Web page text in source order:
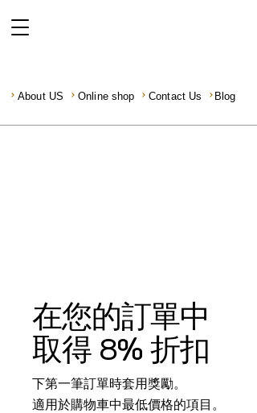
About US Online shop Contact Us Blog
在您的訂單中
取得 8% 折扣
下第一筆訂單時套用獎勵。
適用於購物車中最低價格的項目。